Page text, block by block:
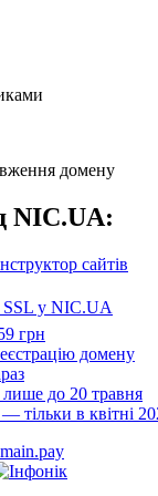
домену
NIC.UA:
сайтів
SSL у NIC.UA
грн
домену
до 20 травня
тільки в квітні